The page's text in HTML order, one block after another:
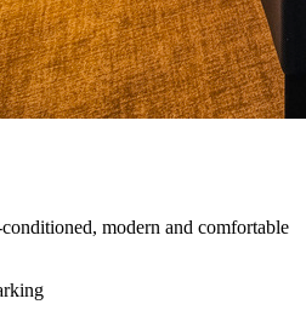
modern and comfortable